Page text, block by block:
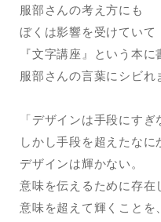
服部さんの考え方にも
ぼくは影響を受けていて
『文字講座』という本に
服部さんの言葉にシビれ
「デザインは手段にすぎ
しかし手段を超えたなに
デザインは輝かない。
意味を伝えるために存在
意味を超えて輝くことを、